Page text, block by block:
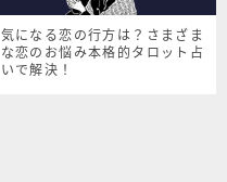
気になる恋の行方は？さまざま
な恋のお悩み本格的タロット占
いで解決！